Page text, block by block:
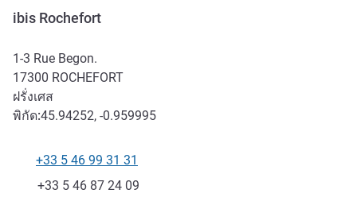
ibis Rochefort
1-3 Rue Begon.
17300 ROCHEFORT
ฝรั่งเศส
พิกัด:45.94252, -0.959995
โทรศัพท์
+33 5 46 99 31 31
แฟกซ์
+33 5 46 87 24 09